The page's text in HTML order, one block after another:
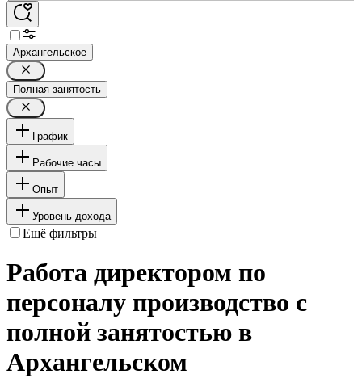
Архангельское
Полная занятость
График
Рабочие часы
Опыт
Уровень дохода
Ещё фильтры
Работа директором по
персоналу производство с
полной занятостью в
Архангельском